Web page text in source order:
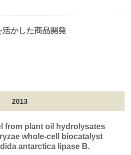
かした商品開発
2013
from plant oil hydrolysates
whole-cell biocatalyst
antarctica lipase B.